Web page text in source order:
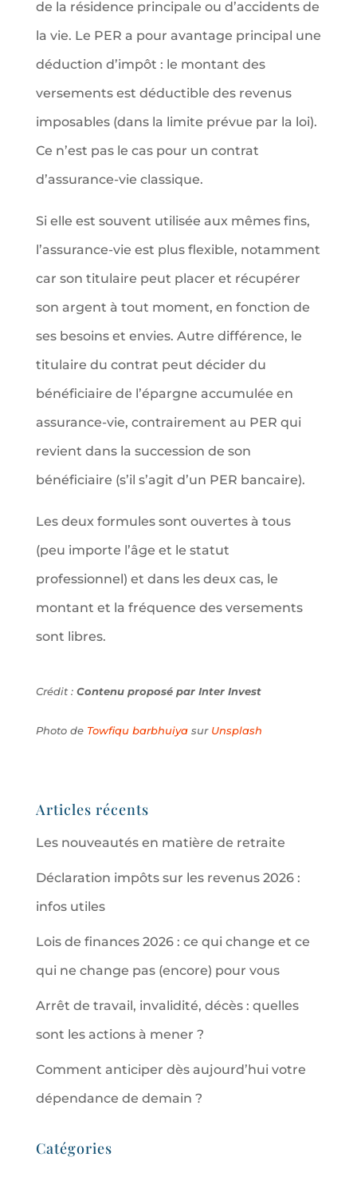
de la résidence principale ou d’accidents de
la vie. Le PER a pour avantage principal une
déduction d’impôt : le montant des
versements est déductible des revenus
imposables (dans la limite prévue par la loi).
Ce n’est pas le cas pour un contrat
d’assurance-vie classique.
Si elle est souvent utilisée aux mêmes fins,
l’assurance-vie est plus flexible, notamment
car son titulaire peut placer et récupérer
son argent à tout moment, en fonction de
ses besoins et envies. Autre différence, le
titulaire du contrat peut décider du
bénéficiaire de l’épargne accumulée en
assurance-vie, contrairement au PER qui
revient dans la succession de son
bénéficiaire (s’il s’agit d’un PER bancaire).
Les deux formules sont ouvertes à tous
(peu importe l’âge et le statut
professionnel) et dans les deux cas, le
montant et la fréquence des versements
sont libres.
Crédit : Contenu proposé par Inter Invest
Photo de Towfiqu barbhuiyasur Unsplash
Articles récents
Les nouveautés en matière de retraite
Déclaration impôts sur les revenus 2026 :
infos utiles
Lois de finances 2026 : ce qui change et ce
qui ne change pas (encore) pour vous
Arrêt de travail, invalidité, décès : quelles
sont les actions à mener ?
Comment anticiper dès aujourd’hui votre
dépendance de demain ?
Catégories